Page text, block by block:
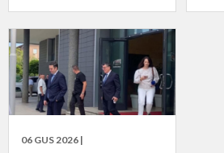
06 GUS 2026 |